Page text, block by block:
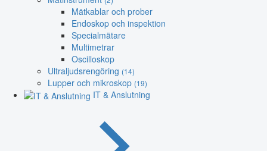
Mätkablar och prober
Endoskop och inspektion
Specialmätare
Multimetrar
Oscilloskop
Ultraljudsrengöring (14)
Lupper och mikroskop (19)
IT & Anslutning